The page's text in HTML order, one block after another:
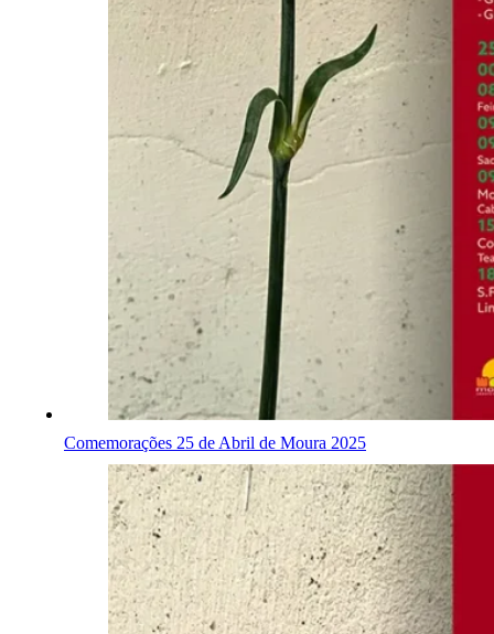
Comemorações 25 de Abril de Moura 2025